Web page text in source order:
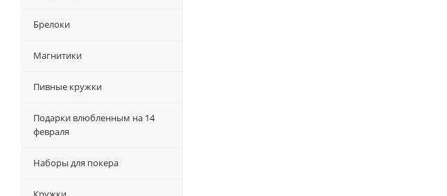
Брелоки
Магнитики
Пивные кружки
Подарки влюбленным на 14
февраля
Наборы для покера